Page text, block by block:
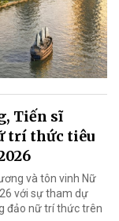
Tiến sĩ
trí thức tiêu
và tôn vinh Nữ
với sự tham dự
đảo nữ trí thức trên